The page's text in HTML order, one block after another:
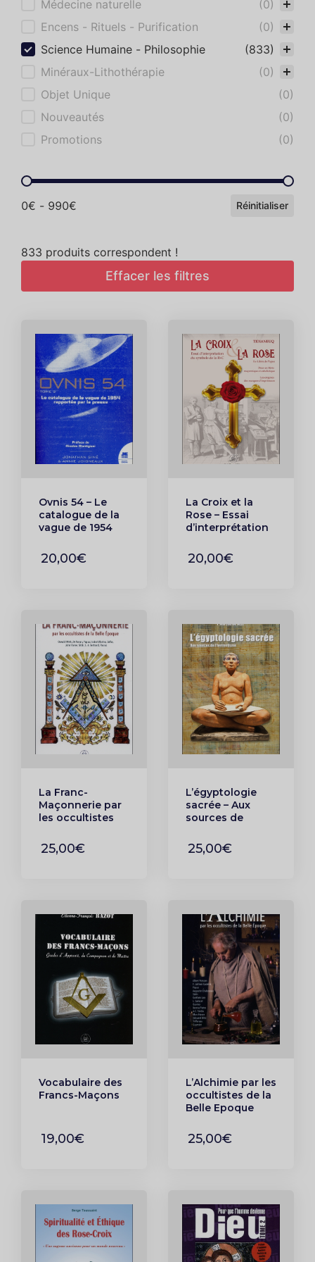
Médecine naturelle
(0)
Encens - Rituels - Purification
(0)
Science Humaine - Philosophie
(833)
Minéraux-Lithothérapie
(0)
Objet Unique
(0)
Nouveautés
(0)
Promotions
(0)
Gamme de prix
0€ - 990€ Réinitialiser
833 produits correspondent !
Effacer les filtres
Ovnis 54 – Le
catalogue de la
vague de 1954
presse Tome 2
20,00€
La Croix et la
Rose – Essai
d’interprétation
Rose-Croix
20,00€
La Franc-
Maçonnerie par
les occultistes
Epoque
25,00€
L’égyptologie
sacrée – Aux
sources de
25,00€
Vocabulaire des
Francs-Maçons
19,00€
L’Alchimie par les
occultistes de la
Belle Epoque
25,00€